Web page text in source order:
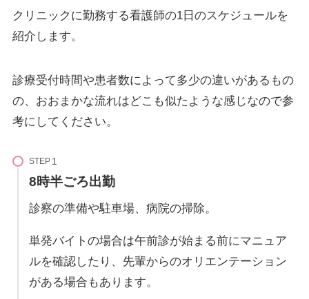
クリニックに勤務する看護師の1日のスケジュールを
紹介します。
診療受付時間や患者数によって多少の違いがあるもの
の、おおまかな流れはどこも似たような感じなので参
考にしてください。
STEP
8時半ごろ出勤
診察の準備や駐車場、病院の掃除。
単発バイトの場合は午前診が始まる前にマニュア
ルを確認したり、先輩からのオリエンテーション
がある場合もあります。